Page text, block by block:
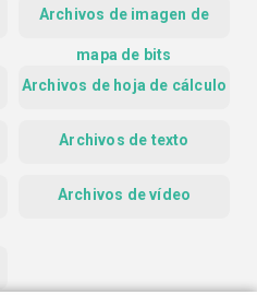
Archivos de imagen de
mapa de bits
Archivos de hoja de cálculo
Archivos de texto
Archivos de vídeo